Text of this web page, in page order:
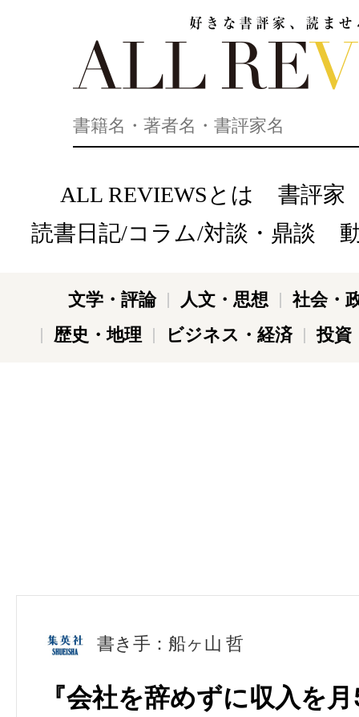
ALL REVIEWSとは
書評家
読書日記/コラム/対談・鼎談
文学・評論 人文・思想
社会・
歴史・地理
ビジネス・経済 投資
書き手：船ヶ山 哲
『会社を辞めずに収入を